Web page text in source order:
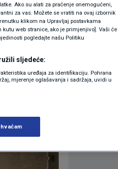
Ako su alati za praćenje onemogućeni,
za vas. Možete se vratiti na ovaj izbornik
klikom na Upravljaj postavkama
web stranice, ako je primjenjivo]. Vaši će
pogledajte našu Politiku
sljedeće:
uređaja za identifikaciju. Pohrana
mjerenje oglašavanja i sadržaja, uvidi u